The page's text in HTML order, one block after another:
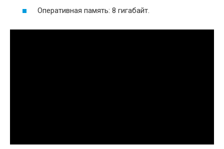
Оперативная память: 8 гигабайт.